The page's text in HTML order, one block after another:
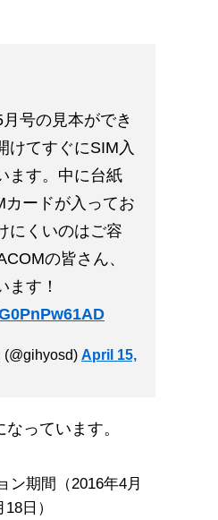
号の見本ができ
けてすぐにSIM入
ます。中に台紙
カードが入ってお
にくいのはご容
の皆さん、
ます！
April 15,
っています。
ン期間（2016年4月
日）